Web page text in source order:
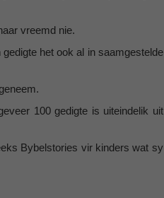
vreemd nie.
het ook al in saamgestelde
100 gedigte is uiteindelik uit
Bybelstories vir kinders wat sy